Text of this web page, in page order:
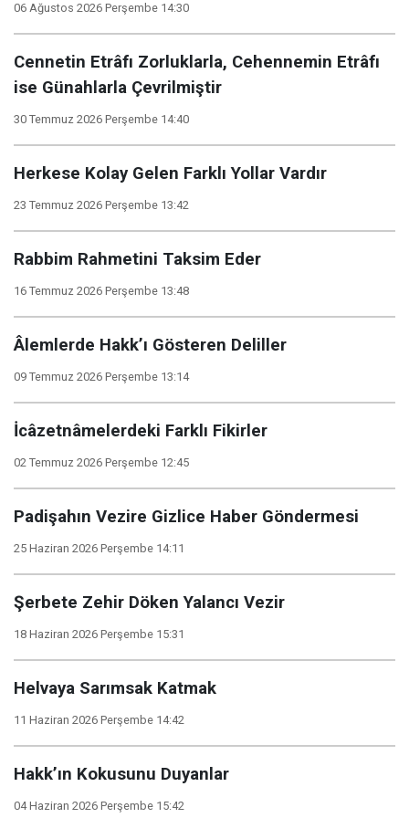
06 Ağustos 2026 Perşembe 14:30
Cennetin Etrâfı Zorluklarla, Cehennemin Etrâfı
ise Günahlarla Çevrilmiştir
30 Temmuz 2026 Perşembe 14:40
Herkese Kolay Gelen Farklı Yollar Vardır
23 Temmuz 2026 Perşembe 13:42
Rabbim Rahmetini Taksim Eder
16 Temmuz 2026 Perşembe 13:48
Âlemlerde Hakk’ı Gösteren Deliller
09 Temmuz 2026 Perşembe 13:14
İcâzetnâmelerdeki Farklı Fikirler
02 Temmuz 2026 Perşembe 12:45
Padişahın Vezire Gizlice Haber Göndermesi
25 Haziran 2026 Perşembe 14:11
Şerbete Zehir Döken Yalancı Vezir
18 Haziran 2026 Perşembe 15:31
Helvaya Sarımsak Katmak
11 Haziran 2026 Perşembe 14:42
Hakk’ın Kokusunu Duyanlar
04 Haziran 2026 Perşembe 15:42